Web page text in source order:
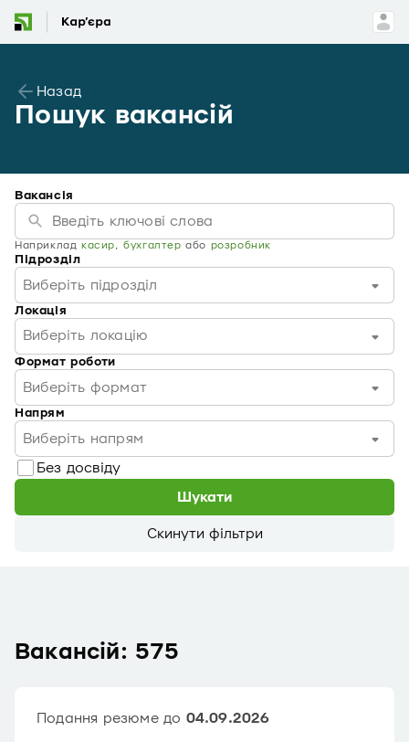
Назад
Пошук вакансій
Вакансія
Наприклад касир,бухгалтер або розробник
Підрозділ
Виберіть підрозділ
Локація
Виберіть локацію
Формат роботи
Виберіть формат
Напрям
Виберіть напрям
Без досвіду
Шукати
Скинути фільтри
Вакансій: 575
Подання резюме до 04.09.2026